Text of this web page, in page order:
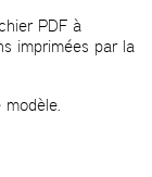
PDF à
imprimées par la